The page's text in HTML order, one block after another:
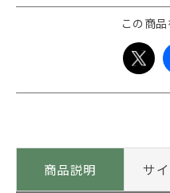
この商
商品説明 サ